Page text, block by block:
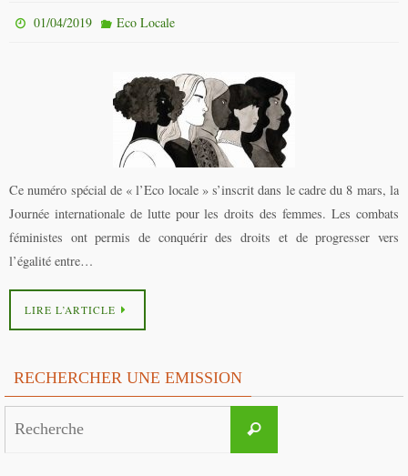
01/04/2019 Eco Locale
Ce numéro spécial de « l’Eco locale » s’inscrit dans le cadre du 8 mars, la
Journée internationale de lutte pour les droits des femmes. Les combats
féministes ont permis de conquérir des droits et de progresser vers
l’égalité entre…
LIRE L’ARTICLE
RECHERCHER UNE EMISSION
Recherche